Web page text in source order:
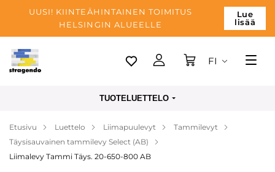
UUSI! KIINTEÄHINTAINEN TOIMITUS
HELSINGIN ALUEELLE
Lue
lisää
Tallinn
Maksu
Yrityksen
FI
TUOTELUETTELO
Etusivu Luettelo Liimapuulevyt
Tammilevyt
Täysisauvainen tammilevy Select (AB)
Liimalevy Tammi Täys. 20-650-800 AB